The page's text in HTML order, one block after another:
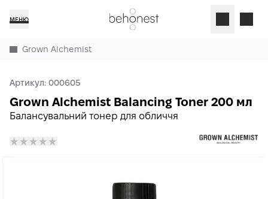
МЕНЮ
Grown Alchemist
Артикул: 000605
Балансувальний тонер для обличчя
Grown Alchemist Balancing Toner 200 мл